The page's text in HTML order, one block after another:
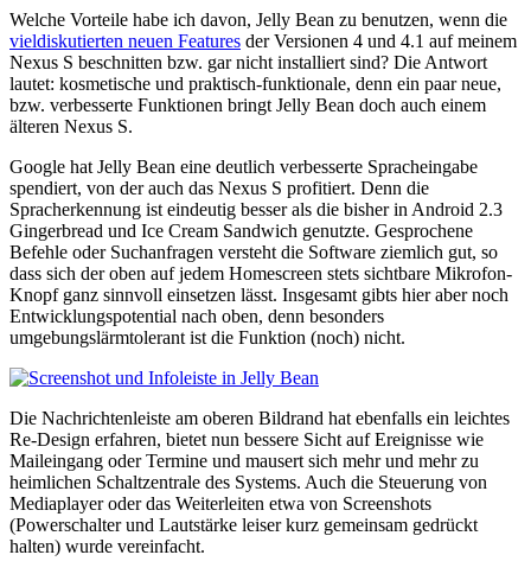
Welche Vorteile habe ich davon, Jelly Bean zu benutzen, wenn die
vieldiskutierten neuen Features der Versionen 4 und 4.1 auf meinem
Nexus S beschnitten bzw. gar nicht installiert sind? Die Antwort
lautet: kosmetische und praktisch-funktionale, denn ein paar neue,
bzw. verbesserte Funktionen bringt Jelly Bean doch auch einem
älteren Nexus S.
Google hat Jelly Bean eine deutlich verbesserte Spracheingabe
spendiert, von der auch das Nexus S profitiert. Denn die
Spracherkennung ist eindeutig besser als die bisher in Android 2.3
Gingerbread und Ice Cream Sandwich genutzte. Gesprochene
Befehle oder Suchanfragen versteht die Software ziemlich gut, so
dass sich der oben auf jedem Homescreen stets sichtbare Mikrofon-
Knopf ganz sinnvoll einsetzen lässt. Insgesamt gibts hier aber noch
Entwicklungspotential nach oben, denn besonders
umgebungslärmtolerant ist die Funktion (noch) nicht.
Die Nachrichtenleiste am oberen Bildrand hat ebenfalls ein leichtes
Re-Design erfahren, bietet nun bessere Sicht auf Ereignisse wie
Maileingang oder Termine und mausert sich mehr und mehr zu
heimlichen Schaltzentrale des Systems. Auch die Steuerung von
Mediaplayer oder das Weiterleiten etwa von Screenshots
(Powerschalter und Lautstärke leiser kurz gemeinsam gedrückt
halten) wurde vereinfacht.